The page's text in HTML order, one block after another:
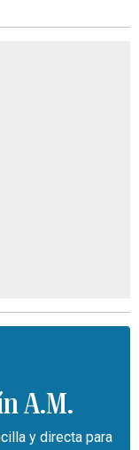
A.M.
y directa para